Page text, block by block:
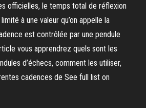
officielles, le temps total de réflexion
à une valeur qu’on appelle la
est contrôlée par une pendule
vous apprendrez quels sont les
d’échecs, comment les utiliser,
cadences de See full list on